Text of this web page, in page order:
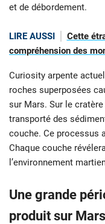
et de débordement.
LIRE AUSSI
Cette
compréhension des
Curiosity arpente
roches superposées
sur Mars. Sur le
transporté des
couche. Ce processus
Chaque couche
l’environnement
Une grande
produit sur Mars